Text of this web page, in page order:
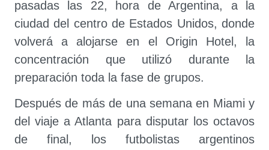
pasadas las 22, hora de Argentina, a la
ciudad del centro de Estados Unidos, donde
volverá a alojarse en el Origin Hotel, la
concentración que utilizó durante la
preparación toda la fase de grupos.
Después de más de una semana en Miami y
del viaje a Atlanta para disputar los octavos
de final, los futbolistas argentinos